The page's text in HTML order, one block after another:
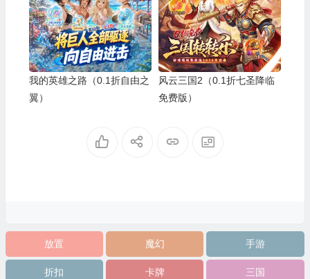
我的英雄之路（0.1折自由之
翼）
风云三国2（0.1折七圣降临
免费版）
放置 魔幻 手游
折扣 卡牌 三国